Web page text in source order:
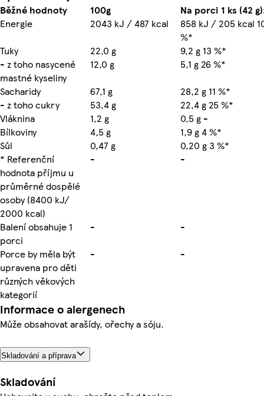
Běžné hodnoty 100g
Na porci 1 ks (42
Energie
2043 kJ / 487 kcal
858 kJ / 205 kcal
%*
Tuky
22,0 g
9,2 g 13 %*
- z toho nasycené
mastné kyseliny
12,0 g
5,1 g 26 %*
Sacharidy
67,1 g
28,2 g 11 %*
- z toho cukry
53,4 g
22,4 g 25 %*
Vláknina
1,2 g
0,5 g -
Bílkoviny
4,5 g
1,9 g 4 %*
Sůl
0,47 g
0,20 g 3 %*
* Referenční
hodnota příjmu u
průměrné dospělé
osoby (8400 kJ/
2000 kcal)
- -
Balení obsahuje 1
porci
-
-
Porce by měla být
upravena pro děti
různých věkových
kategorií
- -
Informace o alergenech
Může obsahovat arašídy, ořechy a sóju.
Skladování a příprava
Skladování